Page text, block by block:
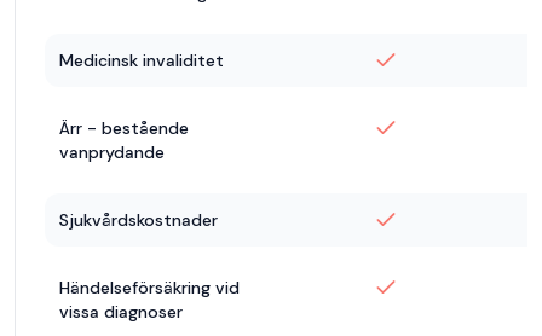
Medicinsk invaliditet
Ärr - bestående
vanprydande
Sjukvårdskostnader
Händelseförsäkring vid
vissa diagnoser